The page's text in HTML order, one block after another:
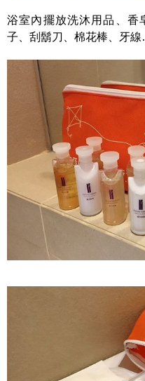
浴室內擺放洗沐用品、香
子、刮鬍刀、棉花棒、牙